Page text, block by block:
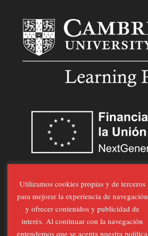
Utilizamos cookies propias y de terceros
para mejorar la experiencia de navegación
y ofrecer contenidos y publicidad de
interés. Al continuar con la navegación
entendemos que se acepta nuestra política